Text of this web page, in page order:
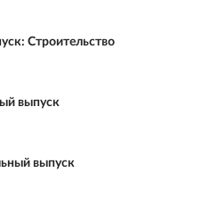
Строительство
выпуск
выпуск